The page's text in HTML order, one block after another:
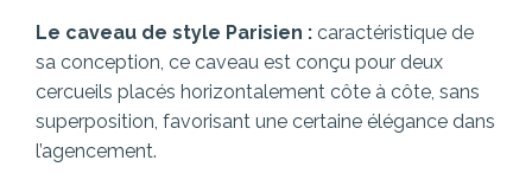
Le caveau de style Parisien : caractéristique de
sa conception, ce caveau est conçu pour deux
cercueils placés horizontalement côte à côte, sans
superposition, favorisant une certaine élégance dans
l’agencement.